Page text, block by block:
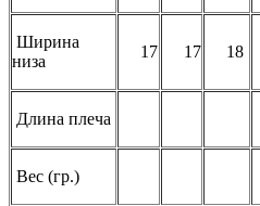
Ширина
низа
17 17 18
Длина плеча
Вес (гр.)